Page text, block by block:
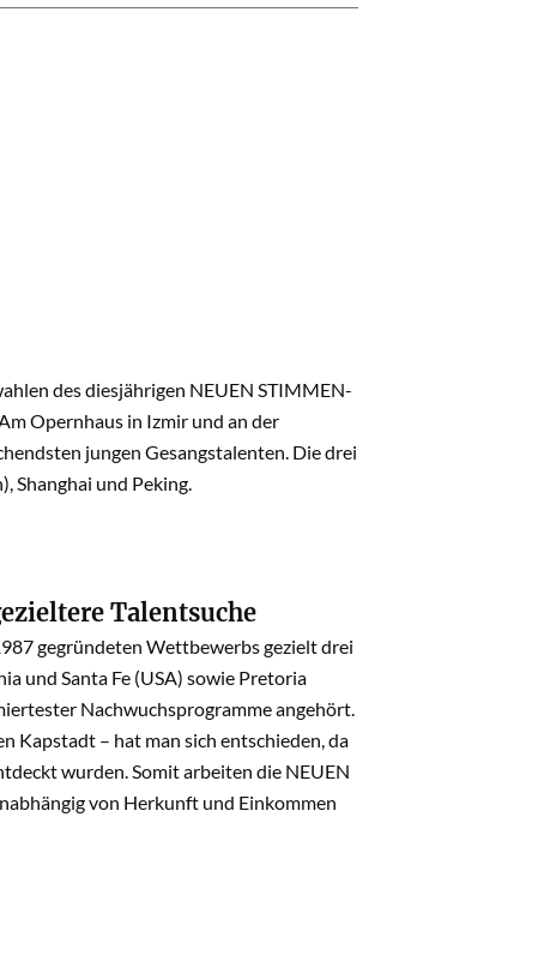
des diesjährigen NEUEN STIMMEN-
Opernhaus in Izmir und an der
jungen Gesangstalenten. Die drei
Shanghai und Peking.
Talentsuche
gegründeten Wettbewerbs gezielt drei
und Santa Fe (USA) sowie Pretoria
Nachwuchsprogramme angehört.
Kapstadt – hat man sich entschieden, da
wurden. Somit arbeiten die NEUEN
von Herkunft und Einkommen